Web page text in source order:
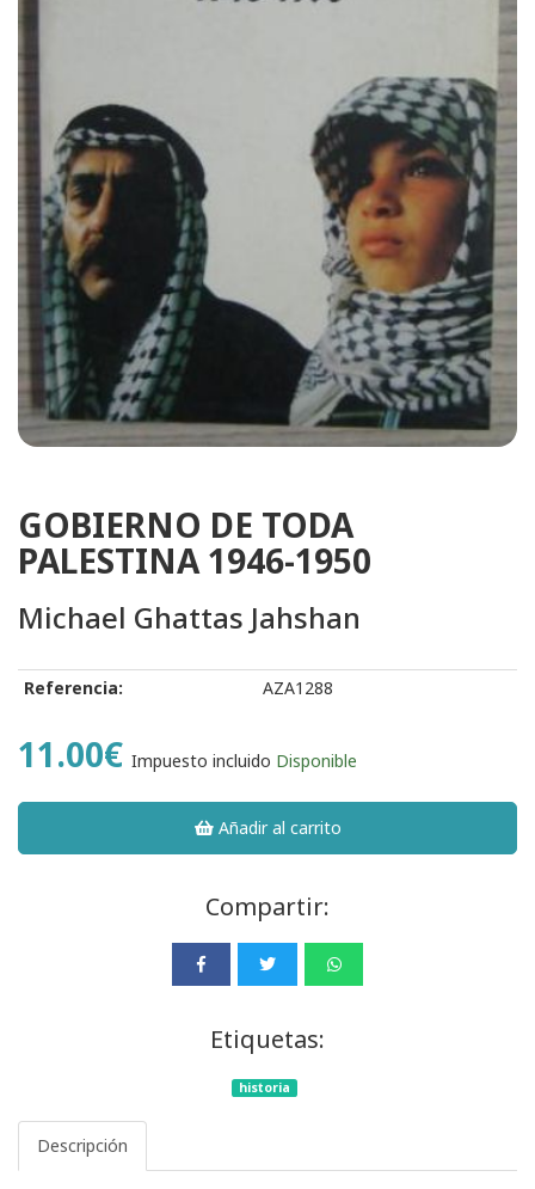
GOBIERNO DE TODA
PALESTINA 1946-1950
Michael Ghattas Jahshan
Referencia: AZA1288
11.00€ Impuesto incluido Disponible
Añadir al carrito
Compartir:
Etiquetas:
historia
Descripción